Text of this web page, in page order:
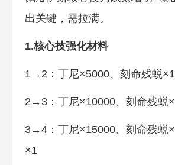
出关键，需拉满。
1.核心技强化材料
1→2：丁尼×5000、刻命残蜕×1
2→3：丁尼×10000、刻命残蜕
3→4：丁尼×15000、刻命残蜕
×1